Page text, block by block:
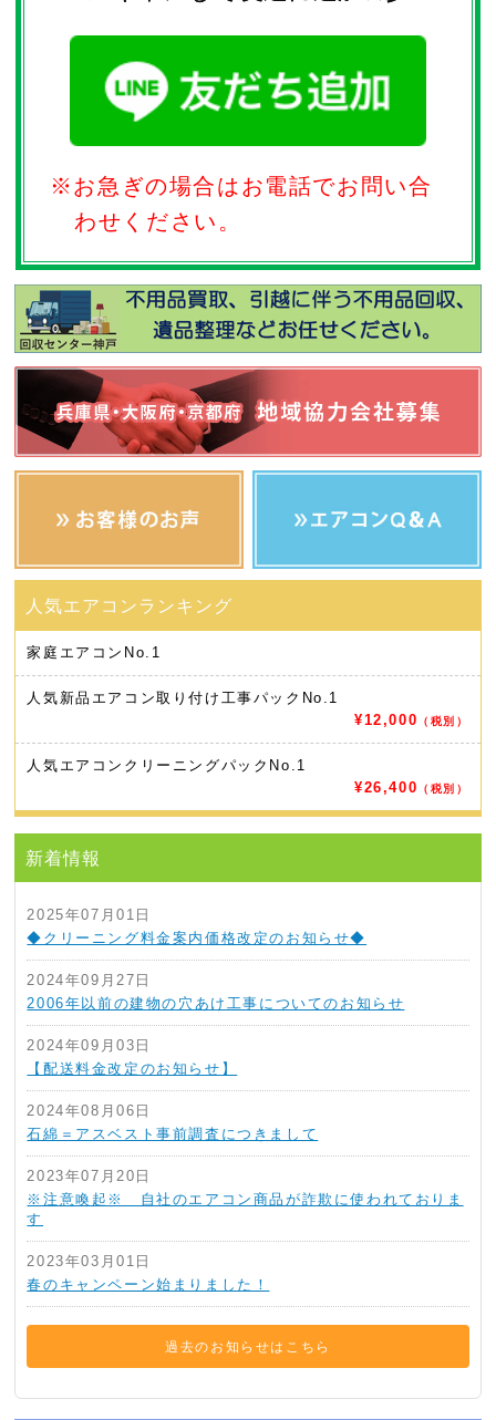
※お急ぎの場合はお電話でお問い合
わせください。
家庭エアコン No.1
人気新品エアコン取り付け工事パック No.1
¥12,000
（税別）
人気エアコンクリーニングパック No.1
¥26,400
（税別）
新着情報
2025年07月01日
◆クリーニング料金案内価格改定のお知らせ◆
2024年09月27日
2006年以前の建物の穴あけ工事についてのお知らせ
2024年09月03日
【配送料金改定のお知らせ】
2024年08月06日
石綿＝アスベスト事前調査につきまして
2023年07月20日
※注意喚起※ 自社のエアコン商品が詐欺に使われておりま
す
2023年03月01日
春のキャンペーン始まりました！
過去のお知らせはこちら